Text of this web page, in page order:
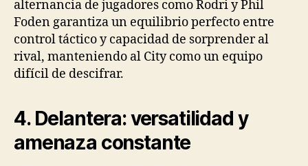
alternancia de jugadores como Rodri y Phil
Foden garantiza un equilibrio perfecto entre
control táctico y capacidad de sorprender al
rival, manteniendo al City como un equipo
difícil de descifrar.
4. Delantera: versatilidad y
amenaza constante